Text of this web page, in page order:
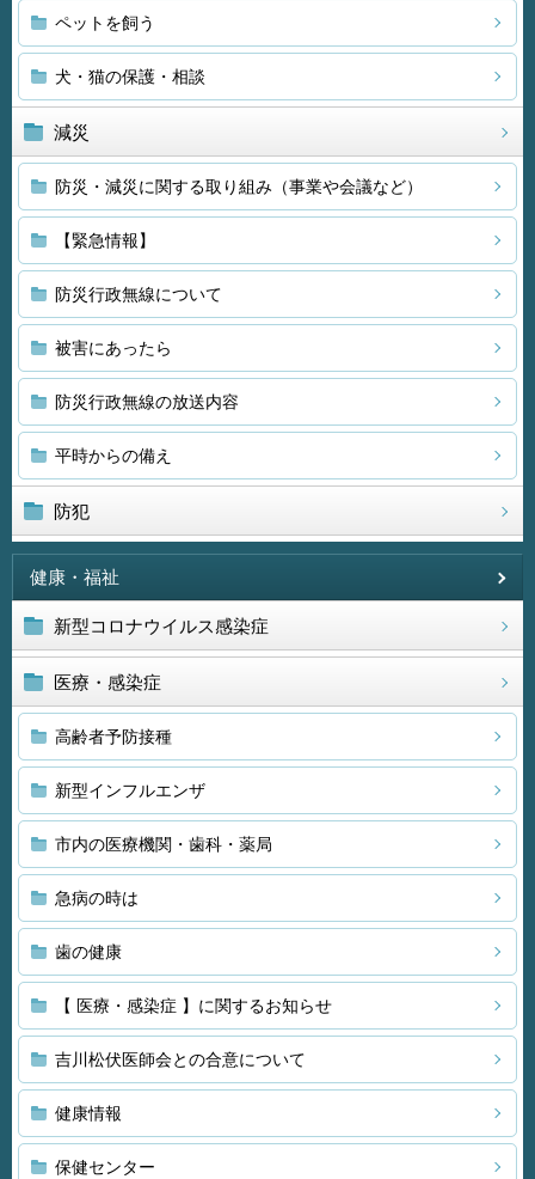
ペットを飼う
犬・猫の保護・相談
減災
防災・減災に関する取り組み（事業や会議など）
【緊急情報】
防災行政無線について
被害にあったら
防災行政無線の放送内容
平時からの備え
防犯
健康・福祉
新型コロナウイルス感染症
医療・感染症
高齢者予防接種
新型インフルエンザ
市内の医療機関・歯科・薬局
急病の時は
歯の健康
【 医療・感染症 】に関するお知らせ
吉川松伏医師会との合意について
健康情報
保健センター